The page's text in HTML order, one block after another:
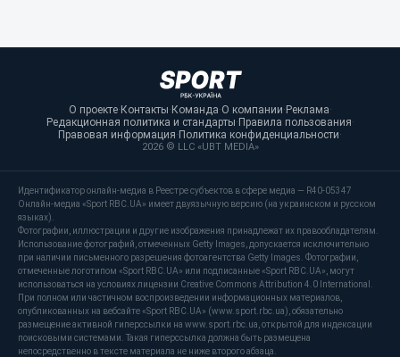
О проекте·Контакты·Команда·О компании·Реклама·
Редакционная политика и стандарты·Правила пользования·
Правовая информация·Политика конфиденциальности·
2026 © LLC «UBT MEDIA»
Идентификатор онлайн-медиа в Реестре субъектов в сфере медиа — R40-05347
Онлайн-медиа «Sport RBC.UA» имеет двуязычную версию (на украинском и русском
языках).
Фотографии, иллюстрации и другие изображения принадлежат их правообладателям.
Использование фотографий, отмеченных Getty Images, допускается исключительно
при наличии письменного разрешения фотоагентства Getty Images. Фотографии,
отмеченные логотипом «Sport RBC.UA» или подписанные «Sport RBC.UA», могут
использоваться на условиях лицензии Creative Commons Attribution 4.0 International.
При полном или частичном воспроизведении информационных материалов,
опубликованных на вебсайте «Sport RBC.UA» (www.sport.rbc.ua), обязательно
размещение активной гиперссылки на www.sport.rbc.ua, открытой для индексации
поисковыми системами. Такая гиперссылка должна быть размещена
непосредственно в тексте материала не ниже второго абзаца.